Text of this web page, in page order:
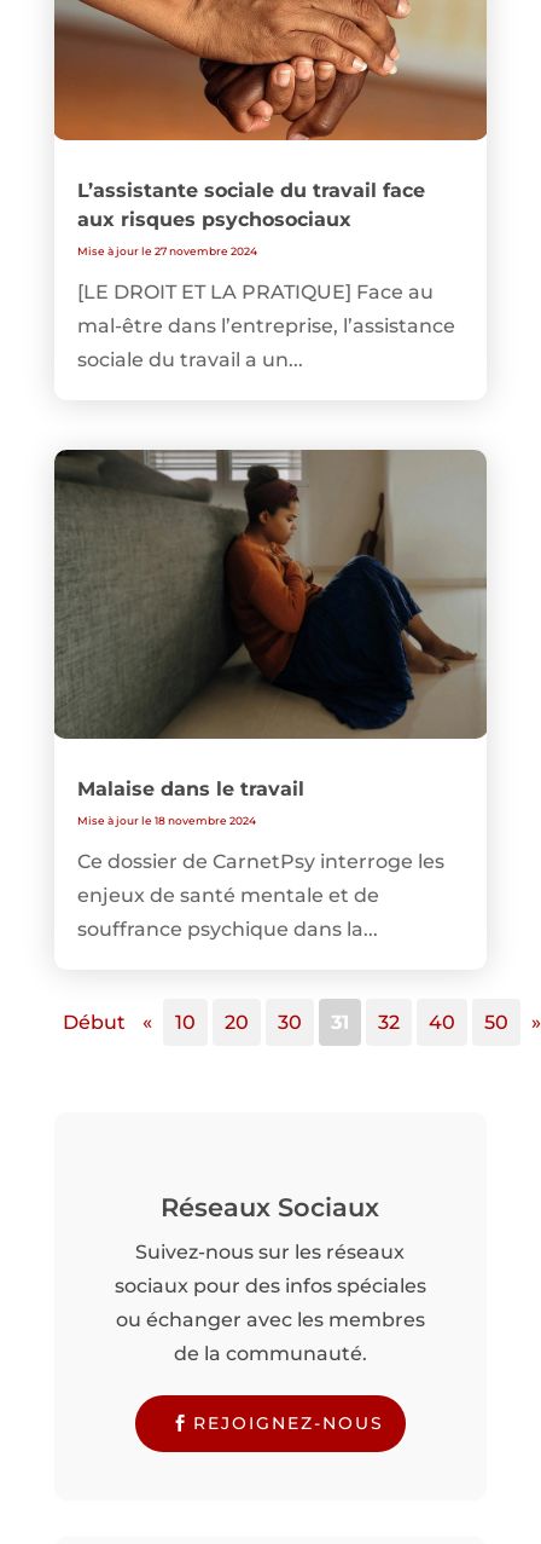
L’assistante sociale du travail face
aux risques psychosociaux
Mise à jour le 27 novembre 2024
[LE DROIT ET LA PRATIQUE] Face au
mal-être dans l’entreprise, l’assistance
sociale du travail a un...
Malaise dans le travail
Mise à jour le 18 novembre 2024
Ce dossier de CarnetPsy interroge les
enjeux de santé mentale et de
souffrance psychique dans la...
Début « 10 20 30 31 32 40 50 »
Réseaux Sociaux
Suivez-nous sur les réseaux
sociaux pour des infos spéciales
ou échanger avec les membres
de la communauté.
REJOIGNEZ-NOUS